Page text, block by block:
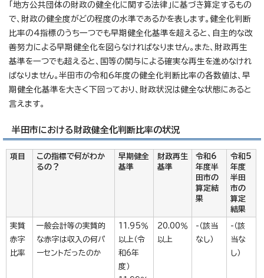
「地方公共団体の財政の健全化に関する法律」に基づき算定するもの
で、財政の健全度がどの程度の水準であるかを表します。健全化判断
比率の4指標のうち一つでも早期健全化基準を超えると、自主的な改
善努力による早期健全化を図らなければなりません。また、財政再生
基準を一つでも超えると、国等の関与による確実な再生を進めなけれ
ばなりません。半田市の令和6年度の健全化判断比率の各数値は、早
期健全化基準を大きく下回っており、財政状況は健全な状態にあると
言えます。
半田市における財政健全化判断比率の状況
項目
この指標で何がわか
るの？
早期健全
基準
財政再生
基準
令和6
年度半
田市の
算定結
果
令和5
年度
半田
市の
算定
結果
実質
赤字
比率
一般会計等の実質的
な赤字は収入の何パ
ーセントだったのか
11.95％
以上（令
和6年
度）
20.00％
以上
-（該当
なし）
-（該
当な
し）